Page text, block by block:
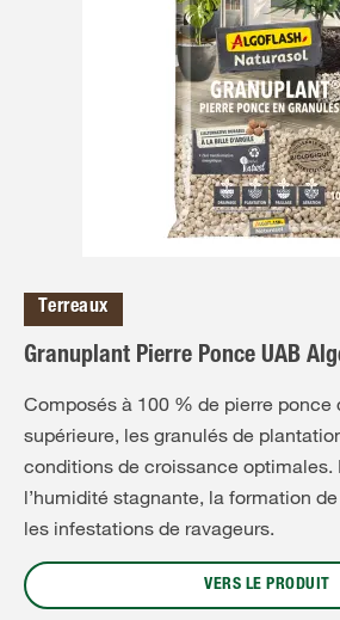
Terreaux
Granuplant Pierre Ponce UAB
Composés à 100 % de pierre ponce
supérieure, les granulés de
conditions de croissance optimales.
l’humidité stagnante, la formation
les infestations de ravageurs.
VERS LE PRODUIT